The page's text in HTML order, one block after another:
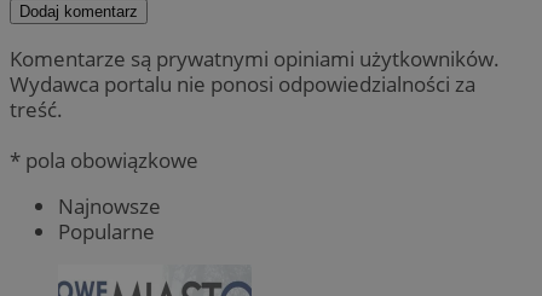
Dodaj komentarz
Komentarze są prywatnymi opiniami użytkowników.
Wydawca portalu nie ponosi odpowiedzialności za
treść.
* pola obowiązkowe
Najnowsze
Popularne